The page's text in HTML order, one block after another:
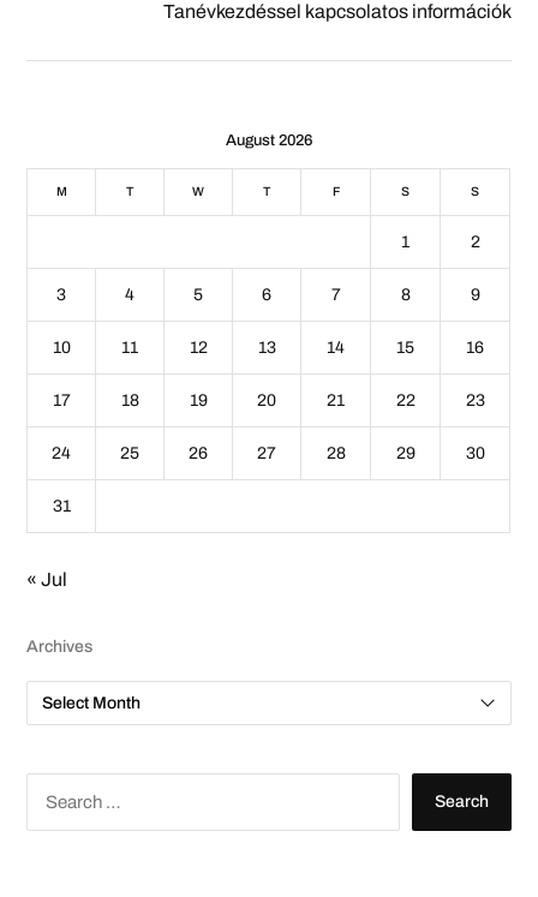
Tanévkezdéssel kapcsolatos információk
August 2026
M T W T F S S
1 2
3 4 5 6 7 8 9
10 11 12 13 14 15 16
17 18 19 20 21 22 23
24 25 26 27 28 29 30
31
« Jul
Archives
A
c
v
S
r